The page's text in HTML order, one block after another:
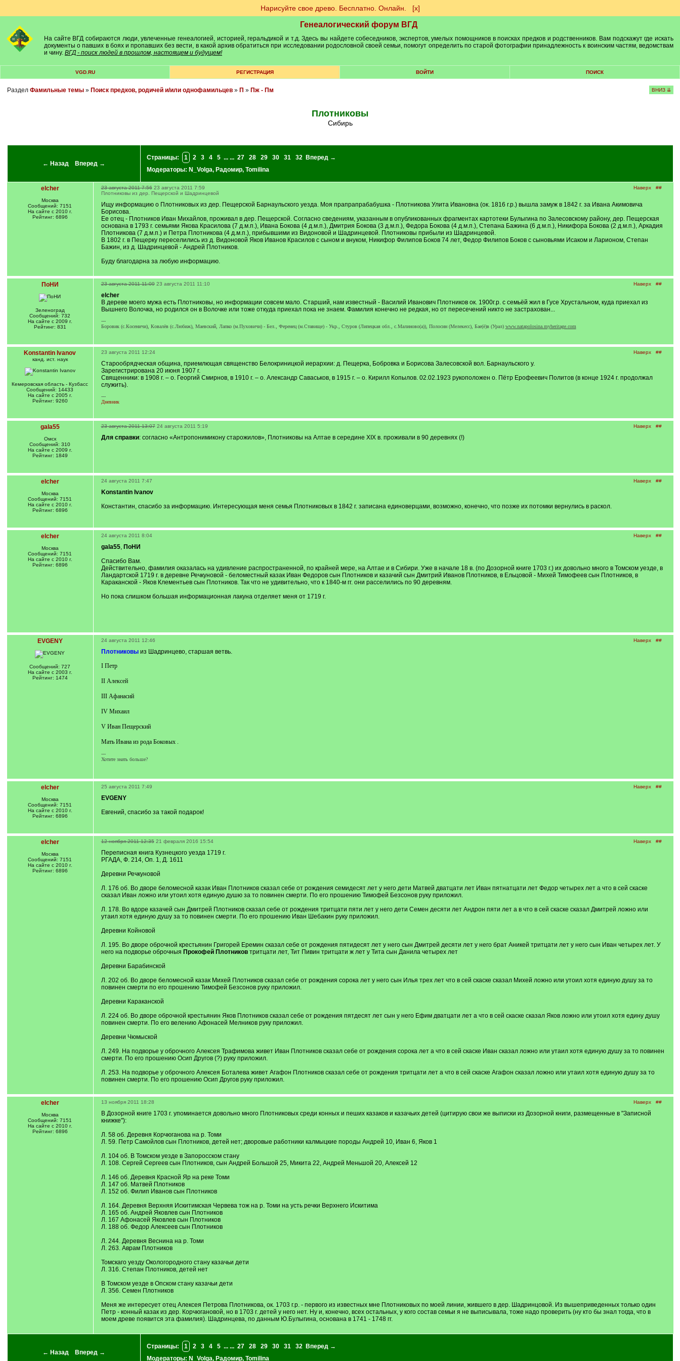
Нарисуйте свое древо. Бесплатно. Онлайн. [х]
Генеалогический форум ВГД
На сайте ВГД собираются люди, увлеченные генеалогией, историей, геральдикой и т.д. Здесь вы найдете собеседников, экспертов, умелых помощников в поисках предков и родственников. Вам подскажут где искать
документы о павших в боях и пропавших без вести, в какой архив обратиться при исследовании родословной своей семьи, помогут определить по старой фотографии принадлежность к воинским частям, ведомствам
и чину. ВГД - поиск людей в прошлом, настоящем и будущем!
VGD.RU РЕГИСТРАЦИЯ ВОЙТИ ПОИСК
Раздел Фамильные темы» Поиск предков, родичей и/или однофамильцев» П » Пж - Пм ВНИЗ ⇊
Плотниковы
Сибирь
← Назад Вперед →
Страницы: 1 2 3 4 5 ... ... 27 28 29 30 31 32
Вперед →
Модераторы: N_Volga, Радомир, Tomilina
elcher
Москва
Сообщений: 7151
На сайте с 2010 г.
Рейтинг: 6896
Наверх ##
23 августа 2011 7:56 23 августа 2011 7:59
Плотниковы из дер. Пещерской и Шадринцевой
Ищу информацию о Плотниковых из дер. Пещерской Барнаульского уезда. Моя прапрапрабабушка - Плотникова Улита Ивановна (ок. 1816 г.р.) вышла замуж в 1842 г. за Ивана Акимовича
Борисова.
Ее отец - Плотников Иван Михайлов, проживал в дер. Пещерской. Согласно сведениям, указанным в опубликованных фрагментах картотеки Булыгина по Залесовскому району, дер. Пещерская
основана в 1793 г. семьями Якова Красилова (7 д.м.п.), Ивана Бокова (4 д.м.п.), Дмитрия Бокова (3 д.м.п.), Федора Бокова (4 д.м.п.), Степана Бажина (6 д.м.п.), Никифора Бокова (2 д.м.п.), Аркадия
Плотникова (7 д.м.п.) и Петра Плотникова (4 д.м.п.), прибывшими из Видоновой и Шадринцевой. Плотниковы прибыли из Шадринцевой.
В 1802 г. в Пещерку переселились из д. Видоновой Яков Иванов Красилов с сыном и внуком, Никифор Филипов Боков 74 лет, Федор Филипов Боков с сыновьями Исаком и Ларионом, Степан
Бажин, из д. Шадринцевой - Андрей Плотников.
Буду благодарна за любую информацию.
ПоНИ
Зеленоград
Сообщений: 732
На сайте с 2009 г.
Рейтинг: 831
Наверх ##
23 августа 2011 11:09 23 августа 2011 11:10
elcher
В дереве моего мужа есть Плотниковы, но информации совсем мало. Старший, нам известный - Василий Иванович Плотников ок. 1900г.р. с семьёй жил в Гусе Хрустальном, куда приехал из
Вышнего Волочка, но родился он в Волочке или тоже откуда приехал пока не знаем. Фамилия конечно не редкая, но от пересечений никто не застрахован...
---
Боровик (с.Косеничи), Ковалёв (с.Любиж), Маевский, Лапко (м.Пуховичи) - Бел., Ференец (м.Ставище) - Укр., Стуров (Липецкая обл., с.Малиново(а)), Полосин (Мелекесс), Бае(ё)в (Урал) www.natapolosina.myheritage.com
Konstantin Ivanov
канд. ист. наук
Кемеровская область - Кузбасс
Сообщений: 14433
На сайте с 2005 г.
Рейтинг: 9260
Наверх ##
23 августа 2011 12:24
Старообрядческая община, приемлющая священство Белокриницкой иерархии: д. Пещерка, Бобровка и Борисова Залесовской вол. Барнаульского у.
Зарегистрирована 20 июня 1907 г.
Священники: в 1908 г. – о. Георгий Смирнов, в 1910 г. – о. Александр Саваськов, в 1915 г. – о. Кирилл Копылов. 02.02.1923 рукоположен о. Пётр Ерофеевич Политов (в конце 1924 г. продолжал
служить).
---
Дневник
gala55
Омск
Сообщений: 310
На сайте с 2009 г.
Рейтинг: 1849
Наверх ##
23 августа 2011 13:07 24 августа 2011 5:19
Для справки: согласно «Антропонимикону старожилов», Плотниковы на Алтае в середине XIX в. проживали в 90 деревнях (!)
elcher
Москва
Сообщений: 7151
На сайте с 2010 г.
Рейтинг: 6896
Наверх ##
24 августа 2011 7:47
Konstantin Ivanov
Константин, спасибо за информацию. Интересующая меня семья Плотниковых в 1842 г. записана единоверцами, возможно, конечно, что позже их потомки вернулись в раскол.
elcher
Москва
Сообщений: 7151
На сайте с 2010 г.
Рейтинг: 6896
Наверх ##
24 августа 2011 8:04
gala55, ПоНИ
Спасибо Вам.
Действительно, фамилия оказалась на удивление распространенной, по крайней мере, на Алтае и в Сибири. Уже в начале 18 в. (по Дозорной книге 1703 г.) их довольно много в Томском уезде, в
Ландартской 1719 г. в деревне Речкуновой - беломестный казак Иван Федоров сын Плотников и казачий сын Дмитрий Иванов Плотников, в Ельцовой - Михей Тимофеев сын Плотников, в
Караканской - Яков Клементьев сын Плотников. Так что не удивительно, что к 1840-м гг. они расселились по 90 деревням.
Но пока слишком большая информационная лакуна отделяет меня от 1719 г.
EVGENY
Сообщений: 727
На сайте с 2003 г.
Рейтинг: 1474
Наверх ##
24 августа 2011 12:46
Плотниковыиз Шадринцево, старшая ветвь.
I Петр
II Алексей
III Афанасий
IV Михаил
V Иван Пещерский
Мать Ивана из рода Боковых .
---
Хотите знать больше?
elcher
Москва
Сообщений: 7151
На сайте с 2010 г.
Рейтинг: 6896
Наверх ##
25 августа 2011 7:49
EVGENY
Евгений, спасибо за такой подарок!
elcher
Москва
Сообщений: 7151
На сайте с 2010 г.
Рейтинг: 6896
Наверх ##
12 ноября 2011 12:35 21 февраля 2016 15:54
Переписная книга Кузнецкого уезда 1719 г.
РГАДА, Ф. 214, Оп. 1, Д. 1611
Деревни Речкуновой
Л. 176 об. Во дворе беломесной казак Иван Плотников сказал себе от рождения семидесят лет у него дети Матвей дватцати лет Иван пятнатцати лет Федор четырех лет а что в сей скаске
сказал Иван ложно или утоил хотя единую душю за то повинен смерти. По его прошению Тимофей Безсонов руку приложил.
Л. 178. Во вдоре казачей сын Дмитрей Плотников сказал себе от рождения тритцати пяти лет у него дети Семен десяти лет Андрон пяти лет а в что в сей скаске сказал Дмитрей ложно или
утаил хотя единую душу за то повинен смерти. По его прошению Иван Шебакин руку приложил.
Деревни Койновой
Л. 195. Во дворе оброчной крестьянин Григорей Еремин сказал себе от рождения пятидесят лет у него сын Дмитрей десяти лет у него брат Аникей тритцати лет у него сын Иван четырех лет. У
него на подворье оброчныя Прокофей Плотниковтритцати лет, Тит Пивин тритцати ж лет у Тита сын Данила четырех лет
Деревни Барабинской
Л. 202 об. Во дворе беломесной казак Михей Плотников сказал себе от рождения сорока лет у него сын Илья трех лет что в сей скаске сказал Михей ложно или утоил хотя единую душу за то
повинен смерти по его прошению Тимофей Безсонов руку приложил.
Деревни Караканской
Л. 224 об. Во дворе оброчной крестьянин Яков Плотников сказал себе от рождения пятдесят лет сын у него Ефим дватцати лет а что в сей скаске сказал Яков ложно или утоил хотя едину душу
повинен смерти. По его велению Афонасей Мелников руку приложил.
Деревни Чюмыской
Л. 249. На подворье у оброчного Алексея Трафимова живет Иван Плотников сказал себе от рождения сорока лет а что в сей скаске Иван сказал ложно или утаил хотя единую душу за то повинен
смерти. По его прошению Осип Другов (?) руку приложил.
Л. 253. На подворье у оброчного Алексея Боталева живет Агафон Плотников сказал себе от рождения тритцати лет а что в сей скаске Агафон сказал ложно или утаил хотя единую душу за то
повинен смерти. По его прошению Осип Другов руку приложил.
elcher
Москва
Сообщений: 7151
На сайте с 2010 г.
Рейтинг: 6896
Наверх ##
13 ноября 2011 18:28
В Дозорной книге 1703 г. упоминается довольно много Плотниковых среди конных и пеших казаков и казачьих детей (цитирую свои же выписки из Дозорной книги, размещенные в "Записной
книжке"):
Л. 58 об. Деревня Корчюганова на р. Томи
Л. 59. Петр Самойлов сын Плотников, детей нет; дворовые работники калмыцкие породы Андрей 10, Иван 6, Яков 1
Л. 104 об. В Томском уезде в Запоросском стану
Л. 108. Сергей Сергеев сын Плотников, сын Андрей Большой 25, Микита 22, Андрей Меньшой 20, Алексей 12
Л. 146 об. Деревня Красной Яр на реке Томи
Л. 147 об. Матвей Плотников
Л. 152 об. Филип Иванов сын Плотников
Л. 164. Деревня Верхняя Искитимская Червева тож на р. Томи на усть речки Верхнего Искитима
Л. 165 об. Андрей Яковлев сын Плотников
Л. 167 Афонасей Яковлев сын Плотников
Л. 188 об. Федор Алексеев сын Плотников
Л. 244. Деревня Веснина на р. Томи
Л. 263. Аврам Плотников
Томскаго уезду Окологородного стану казачьи дети
Л. 316. Степан Плотников, детей нет
В Томском уезде в Опском стану казачьи дети
Л. 356. Семен Плотников
Меня же интересует отец Алексея Петрова Плотникова, ок. 1703 г.р. - первого из известных мне Плотниковых по моей линии, жившего в дер. Шадринцовой. Из вышеприведенных только один
Петр - конный казак из дер. Корчюгановой, но в 1703 г. детей у него нет. Ну и, конечно, всех остальных, у кого состав семьи я не выписывала, тоже надо проверить (ну кто бы знал тогда, что в
моем древе появится эта фамилия). Шадринцева, по данным Ю.Булыгина, основана в 1741 - 1748 гг.
← Назад Вперед →
Страницы: 1 2 3 4 5 ... ... 27 28 29 30 31 32
Вперед →
Модераторы: N_Volga, Радомир, Tomilina